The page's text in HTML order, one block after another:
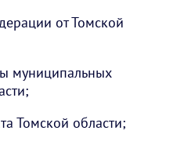
от Томской
муниципальных
Томской области;